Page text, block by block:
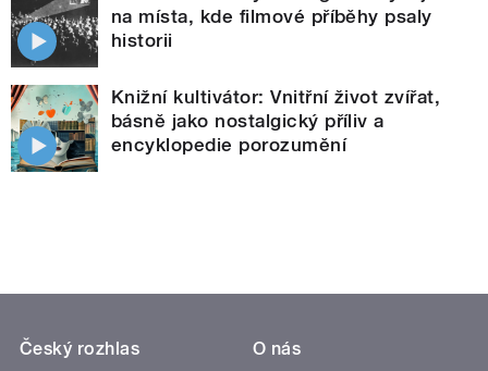
na místa, kde filmové příběhy psaly
historii
Knižní kultivátor: Vnitřní život zvířat,
básně jako nostalgický příliv a
encyklopedie porozumění
Český rozhlas
O nás